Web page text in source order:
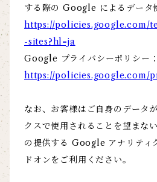
する際の Google によるデータ
https://policies.google.com/
-sites?hl=ja
Google プライバシーポリシー：
https://policies.google.com/
なお、お客様はご自身のデータ
クスで使用されることを望まな
の提供する Google アナリティ
ドオンをご利用ください。